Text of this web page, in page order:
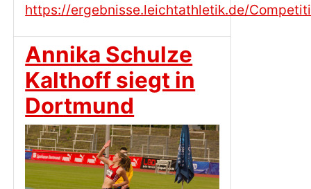
https://ergebnisse.leichtathletik.de/
Annika Schulze
Kalthoff siegt in
Dortmund